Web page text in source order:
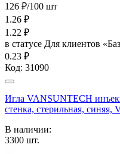
126 ₽/100 шт
1.26 ₽
1.22 ₽
в статусе Для клиентов
0.23 ₽
Код: 31090
Игла VANSUNTECH
стенка, стерильная,
В наличии:
3300 шт.